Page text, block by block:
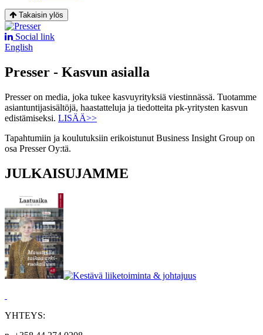
Takaisin ylös
Social link
English
Presser - Kasvun asialla
Presser on media, joka tukee kasvuyrityksiä viestinnässä. Tuotamme
asiantuntijasisältöjä, haastatteluja ja tiedotteita pk-yritysten kasvun
edistämiseksi. LISÄÄ>>
Tapahtumiin ja koulutuksiin erikoistunut Business Insight Group on
osa Presser Oy:tä.
JULKAISUJAMME
YHTEYS: